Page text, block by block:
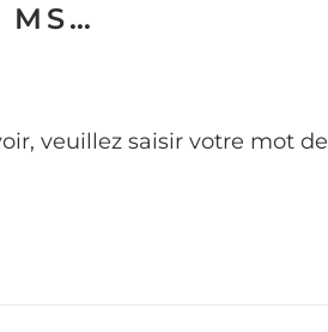
veuillez saisir votre mot de